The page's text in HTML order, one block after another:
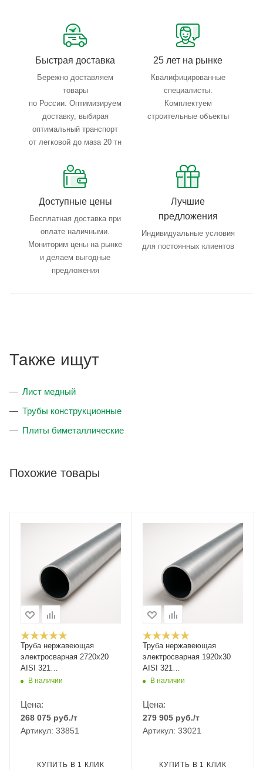
Тройной весовой контроль: въезд, погрузка, выезд
Быстрая доставка
Бережно доставляем
товары
по России. Оптимизируем
доставку, выбирая
оптимальный транспорт
от легковой до маза 20 тн
25 лет на рынке
Квалифицированные
специалисты.
Комплектуем
строительные объекты
Доступные цены
Бесплатная доставка при
оплате наличными.
Мониторим цены на рынке
и делаем выгодные
предложения
Лучшие
предложения
Индивидуальные условия
для постоянных клиентов
Также ищут
Лист медный
Трубы конструкционные
Плиты биметаллические
Похожие товары
Труба нержавеющая
электросварная 2720х20
AISI 321
12Х18Н10Т/08Х18Н10Т
В наличии
Цена:
268 075 руб./т
Артикул: 33851
КУПИТЬ В 1 КЛИК
Труба нержавеющая
электросварная 1920х30
AISI 321
12Х18Н10Т/08Х18Н10Т
В наличии
Цена:
279 905 руб./т
Артикул: 33021
КУПИТЬ В 1 КЛИК